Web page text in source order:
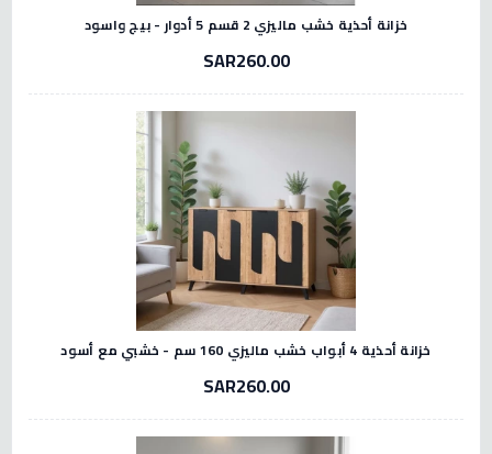
خزانة أحذية خشب ماليزي 2 قسم 5 أدوار - بيج واسود
SAR260.00
خزانة أحذية 4 أبواب خشب ماليزي 160 سم - خشبي مع أسود
SAR260.00